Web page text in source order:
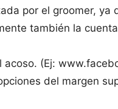
por el groomer, ya
también la
(Ej:
del margen